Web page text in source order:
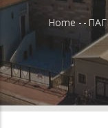
Home - -